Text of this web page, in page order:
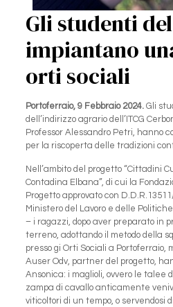
Gli studenti
impiantano
orti sociali
Portoferraio, 9 Febbraio 2024.Gli
dell’indirizzo agrario dell’ITCG
Professor Alessandro Petri, hanno
per la riscoperta delle tradizioni
Nell’ambito del progetto “Cittadini
Contadina Elbana”, di cui la
Progetto approvato con
Ministero del Lavoro e delle
– i ragazzi, dopo aver preparato in
terreno, adottando il metodo della
presso gi Orti Sociali a Portoferraio,
Auser Odv, partner del progetto,
Ansonica: i maglioli, ovvero le talee
zampa di cavallo anticamente
viticoltori di un tempo, o servendosi